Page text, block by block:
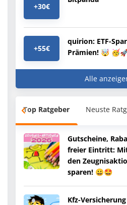
+30€
+55€
quirion: ETF-
Prämien! 🤯
Alle
Top Ratgeber Neuste
Gutscheine,
freier Eintritt:
den
sparen! 😀🤩
Kfz-Versicherung